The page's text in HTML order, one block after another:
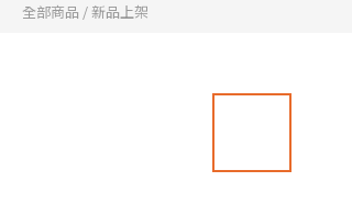
全部商品 /新品上架